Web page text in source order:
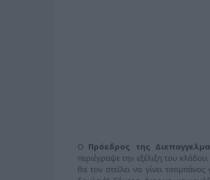
Ο Πρόεδρος της
περιέγραψε την εξέλιξη του
θα τον στείλει να γίνει